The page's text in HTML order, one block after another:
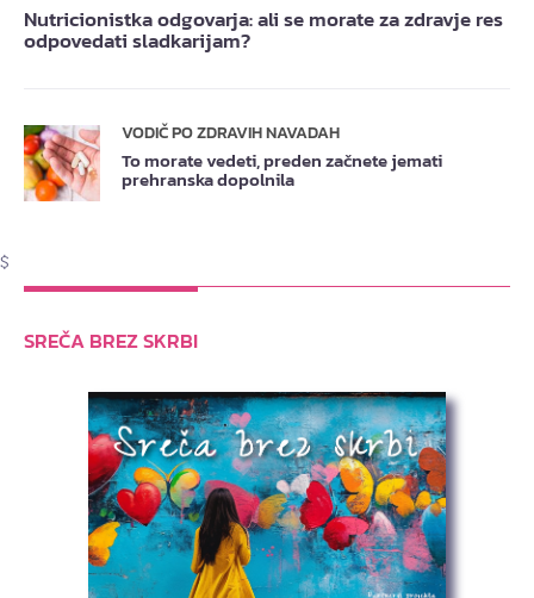
Nutricionistka odgovarja: ali se morate za zdravje res
odpovedati sladkarijam?
VODIČ PO ZDRAVIH NAVADAH
To morate vedeti, preden začnete jemati
prehranska dopolnila
$
SREČA BREZ SKRBI